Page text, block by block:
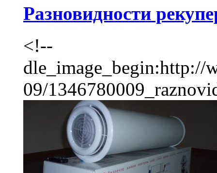
Разновидности
<!--
dle_image_begin:http://
09/